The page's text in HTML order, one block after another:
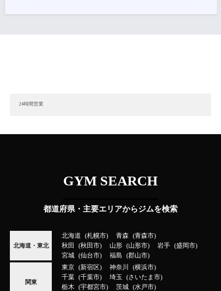
24時間営業
GYM SEARCH
都道府県・主要エリアからジムを検索
北海道・東北
北海道 札幌市 青森
青森市
秋田
秋田市 山形 山形市 岩手
盛岡市
宮城
仙台市 福島 郡山市
関東
東京 新宿区 神奈川
横浜市
千葉
千葉市 埼玉
さいたま市
栃木
宇都宮市 茨城
水戸市